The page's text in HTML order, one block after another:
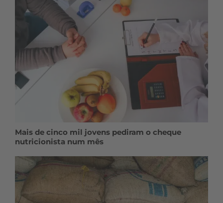
Mais de cinco mil jovens pediram o cheque
nutricionista num mês